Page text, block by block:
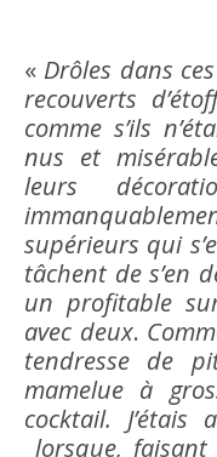
« Drôles dans
recouverts
comme s’ils
nus et
leurs
supérieurs qui
tâchent de s’en
un profitable
avec deux.
tendresse de
mamelue à
cocktail.
lorsque, faisant